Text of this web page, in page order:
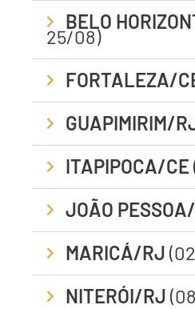
BELO
25/08)
FORTALEZA/
GUAPIMIRIM/
ITAPIPOCA/CE
JOÃO
MARICÁ/RJ
NITERÓI/RJ